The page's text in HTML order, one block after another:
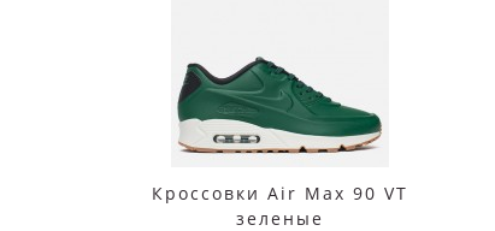
Кроссовки Air Max 90 VT
зеленые